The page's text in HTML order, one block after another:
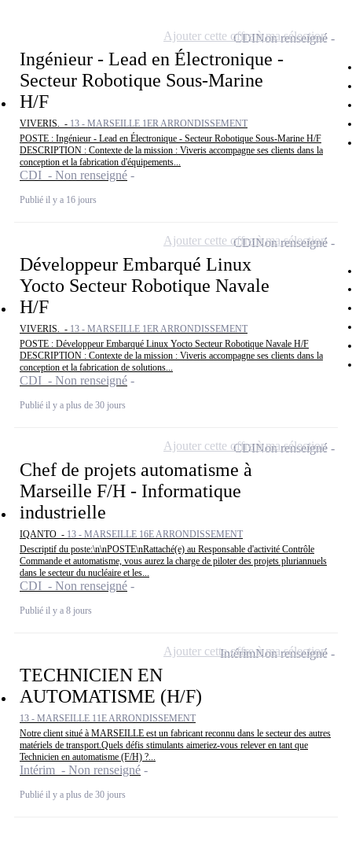
Ingénieur - Lead en Électronique -
Secteur Robotique Sous-Marine
H/F
VIVERIS. - 13 - MARSEILLE 1ER ARRONDISSEMENT
POSTE : Ingénieur - Lead en Électronique - Secteur Robotique Sous-Marine H/F
DESCRIPTION : Contexte de la mission : Viveris accompagne ses clients dans la
conception et la fabrication d'équipements...
CDI - Non renseigné
Publié il y a 16 jours
CDINon renseigné
Ajouter cette offre à ma sélection
Développeur Embarqué Linux
Yocto Secteur Robotique Navale
H/F
VIVERIS. - 13 - MARSEILLE 1ER ARRONDISSEMENT
POSTE : Développeur Embarqué Linux Yocto Secteur Robotique Navale H/F
DESCRIPTION : Contexte de la mission : Viveris accompagne ses clients dans la
conception et la fabrication de solutions...
CDI - Non renseigné
Publié il y a plus de 30 jours
CDINon renseigné
Ajouter cette offre à ma sélection
Chef de projets automatisme à
Marseille F/H - Informatique
industrielle
IQANTO - 13 - MARSEILLE 16E ARRONDISSEMENT
Descriptif du poste:\n\nPOSTE\nRattaché(e) au Responsable d'activité Contrôle
Commande et automatisme, vous aurez la charge de piloter des projets pluriannuels
dans le secteur du nucléaire et les...
CDI - Non renseigné
Publié il y a 8 jours
CDINon renseigné
Ajouter cette offre à ma sélection
TECHNICIEN EN
AUTOMATISME (H/F)
13 - MARSEILLE 11E ARRONDISSEMENT
Notre client situé à MARSEILLE est un fabricant reconnu dans le secteur des autres
matériels de transport.Quels défis stimulants aimeriez-vous relever en tant que
Technicien en automatisme (F/H) ?...
Intérim - Non renseigné
Publié il y a plus de 30 jours
IntérimNon renseigné
Ajouter cette offre à ma sélection